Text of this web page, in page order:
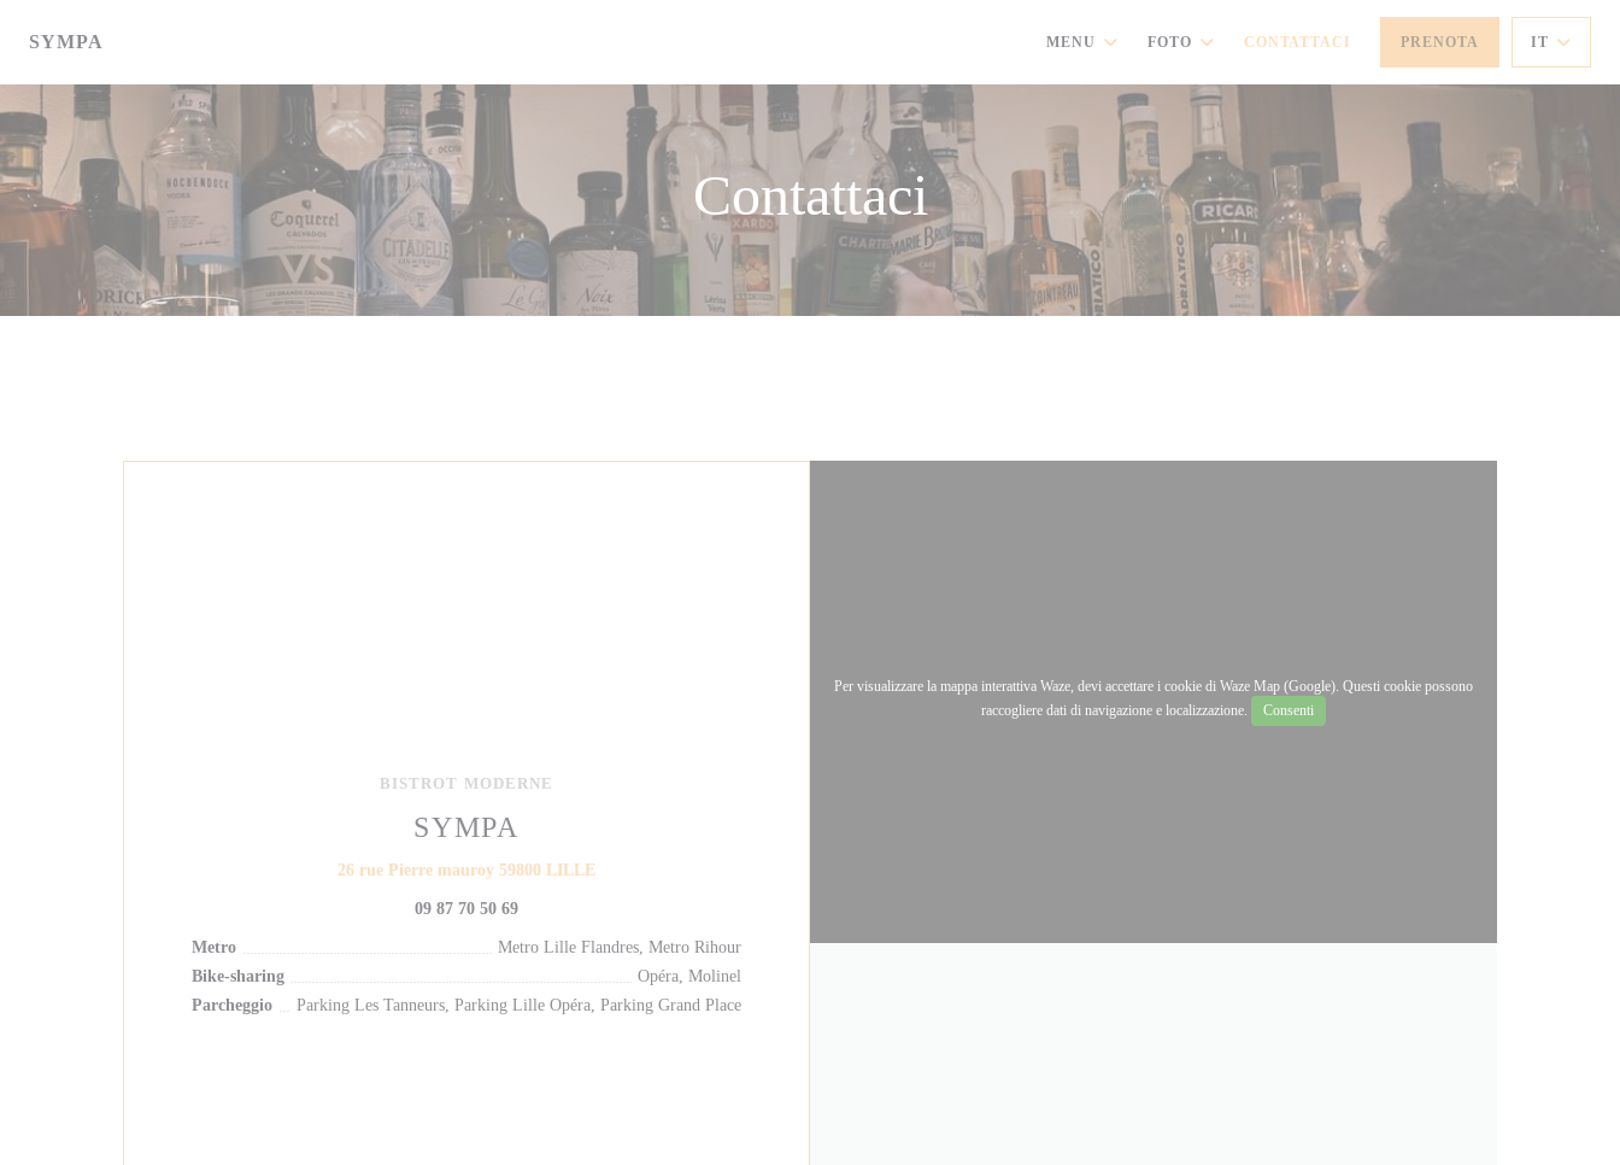
SYMPA MENU FOTO CONTATTACI PRENOTA IT
Contattaci
BISTROT MODERNE
SYMPA
26 rue Pierre mauroy 59800 LILLE((apre una nuova finestra))
09 87 70 50 69
Metro
Metro Lille Flandres, Metro Rihour
Bike-sharing
Opéra, Molinel
Parcheggio
Parking Les Tanneurs, Parking Lille Opéra, Parking Grand Place
Per visualizzare la mappa interattiva Waze, devi accettare i cookie di Waze Map (Google). Questi cookie possono
raccogliere dati di navigazione e localizzazione.
Consenti